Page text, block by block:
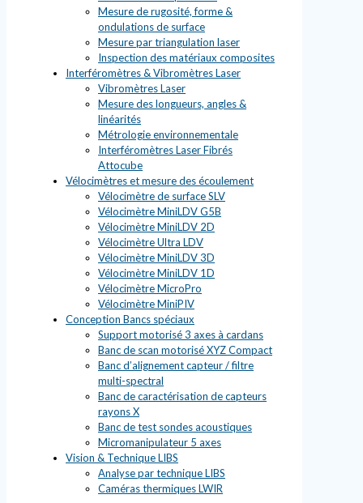
Mesure de rugosité, forme &
ondulations de surface
Mesure par triangulation laser
Inspection des matériaux composites
Interféromètres & Vibromètres Laser
Vibromètres Laser
Mesure des longueurs, angles &
linéarités
Métrologie environnementale
Interféromètres Laser Fibrés
Attocube
Vélocimètres et mesure des écoulement
Vélocimètre de surface SLV
Vélocimètre MiniLDV G5B
Vélocimètre MiniLDV 2D
Vélocimètre Ultra LDV
Vélocimètre MiniLDV 3D
Vélocimètre MiniLDV 1D
Vélocimètre MicroPro
Vélocimètre MiniPIV
Conception Bancs spéciaux
Support motorisé 3 axes à cardans
Banc de scan motorisé XYZ Compact
Banc d’alignement capteur / filtre
multi-spectral
Banc de caractérisation de capteurs
rayons X
Banc de test sondes acoustiques
Micromanipulateur 5 axes
Vision & Technique LIBS
Analyse par technique LIBS
Caméras thermiques LWIR